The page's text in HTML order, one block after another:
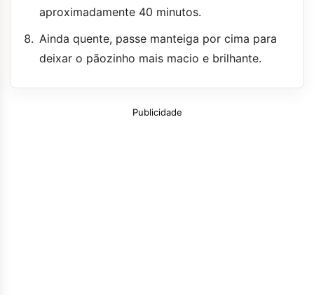
aproximadamente 40 minutos.
Ainda quente, passe manteiga por cima para
deixar o pãozinho mais macio e brilhante.
Publicidade